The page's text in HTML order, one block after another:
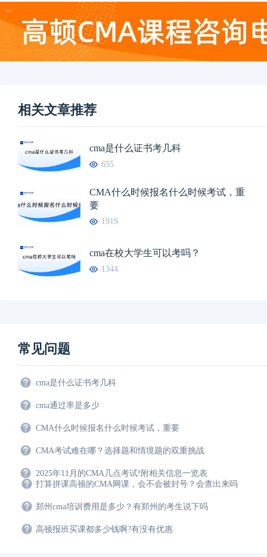
相关文章推荐
cma是什么证书考几科
655
CMA什么时候报名什么时候考试，重
要
1919
cma在校大学生可以考吗？
1344
常见问题
cma是什么证书考几科
cma通过率是多少
CMA什么时候报名什么时候考试，重要
CMA考试难在哪？选择题和情境题的双重挑战
2025年11月的CMA几点考试!附相关信息一览表
打算拼课高顿的CMA网课，会不会被封号？会查出来吗
郑州cma培训费用是多少？有郑州的考生说下吗
高顿报班买课都多少钱啊?有没有优惠